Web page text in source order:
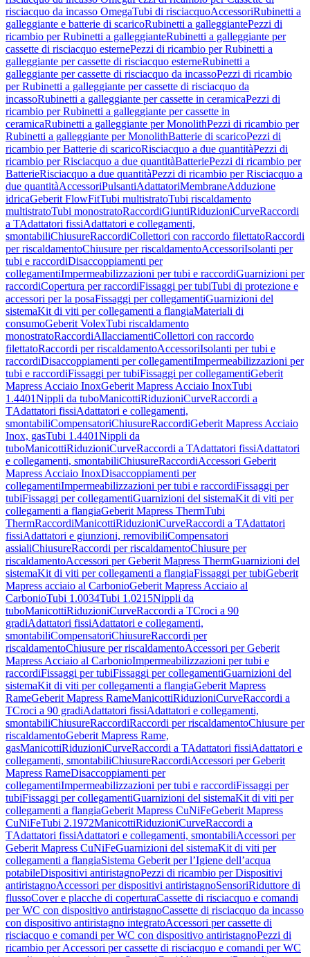
risciacquo da incasso OmegaTubi di risciacquoAccessoriRubinetti a
galleggiante e batterie di scaricoRubinetti a galleggiantePezzi di
ricambio per Rubinetti a galleggianteRubinetti a galleggiante per
cassette di risciacquo esternePezzi di ricambio per Rubinetti a
galleggiante per cassette di risciacquo esterneRubinetti a
galleggiante per cassette di risciacquo da incassoPezzi di ricambio
per Rubinetti a galleggiante per cassette di risciacquo da
incassoRubinetti a galleggiante per cassette in ceramicaPezzi di
ricambio per Rubinetti a galleggiante per cassette in
ceramicaRubinetti a galleggiante per MonolithPezzi di ricambio per
Rubinetti a galleggiante per MonolithBatterie di scaricoPezzi di
ricambio per Batterie di scaricoRisciacquo a due quantitàPezzi di
ricambio per Risciacquo a due quantitàBatteriePezzi di ricambio per
BatterieRisciacquo a due quantitàPezzi di ricambio per Risciacquo a
due quantitàAccessoriPulsantiAdattatoriMembraneAdduzione
idricaGeberit FlowFitTubi multistratoTubi riscaldamento
multistratoTubi monostratoRaccordiGiuntiRiduzioniCurveRaccordi
a TAdattatori fissiAdattatori e collegamenti,
smontabiliChiusureRaccordiCollettori con raccordo filettatoRaccordi
per riscaldamentoChiusure per riscaldamentoAccessoriIsolanti per
tubi e raccordiDisaccoppiamenti per
collegamentiImpermeabilizzazioni per tubi e raccordiGuarnizioni per
raccordiCopertura per raccordiFissaggi per tubiTubi di protezione e
accessori per la posaFissaggi per collegamentiGuarnizioni del
sistemaKit di viti per collegamenti a flangiaMateriali di
consumoGeberit VolexTubi riscaldamento
monostratoRaccordiAllacciamentiCollettori con raccordo
filettatoRaccordi per riscaldamentoAccessoriIsolanti per tubi e
raccordiDisaccoppiamenti per collegamentiImpermeabilizzazioni per
tubi e raccordiFissaggi per tubiFissaggi per collegamentiGeberit
Mapress Acciaio InoxGeberit Mapress Acciaio InoxTubi
1.4401Nippli da tuboManicottiRiduzioniCurveRaccordi a
TAdattatori fissiAdattatori e collegamenti,
smontabiliCompensatoriChiusureRaccordiGeberit Mapress Acciaio
Inox, gasTubi 1.4401Nippli da
tuboManicottiRiduzioniCurveRaccordi a TAdattatori fissiAdattatori
e collegamenti, smontabiliChiusureRaccordiAccessori Geberit
Mapress Acciaio InoxDisaccoppiamenti per
collegamentiImpermeabilizzazioni per tubi e raccordiFissaggi per
tubiFissaggi per collegamentiGuarnizioni del sistemaKit di viti per
collegamenti a flangiaGeberit Mapress ThermTubi
ThermRaccordiManicottiRiduzioniCurveRaccordi a TAdattatori
fissiAdattatori e giunzioni, removibiliCompensatori
assialiChiusureRaccordi per riscaldamentoChiusure per
riscaldamentoAccessori per Geberit Mapress ThermGuarnizioni del
sistemaKit di viti per collegamenti a flangiaFissaggi per tubiGeberit
Mapress acciaio al CarbonioGeberit Mapress Acciaio al
CarbonioTubi 1.0034Tubi 1.0215Nippli da
tuboManicottiRiduzioniCurveRaccordi a TCroci a 90
gradiAdattatori fissiAdattatori e collegamenti,
smontabiliCompensatoriChiusureRaccordi per
riscaldamentoChiusure per riscaldamentoAccessori per Geberit
Mapress Acciaio al CarbonioImpermeabilizzazioni per tubi e
raccordiFissaggi per tubiFissaggi per collegamentiGuarnizioni del
sistemaKit di viti per collegamenti a flangiaGeberit Mapress
RameGeberit Mapress RameManicottiRiduzioniCurveRaccordi a
TCroci a 90 gradiAdattatori fissiAdattatori e collegamenti,
smontabiliChiusureRaccordiRaccordi per riscaldamentoChiusure per
riscaldamentoGeberit Mapress Rame,
gasManicottiRiduzioniCurveRaccordi a TAdattatori fissiAdattatori e
collegamenti, smontabiliChiusureRaccordiAccessori per Geberit
Mapress RameDisaccoppiamenti per
collegamentiImpermeabilizzazioni per tubi e raccordiFissaggi per
tubiFissaggi per collegamentiGuarnizioni del sistemaKit di viti per
collegamenti a flangiaGeberit Mapress CuNiFeGeberit Mapress
CuNiFeTubi 2.1972ManicottiRiduzioniCurveRaccordi a
TAdattatori fissiAdattatori e collegamenti, smontabiliAccessori per
Geberit Mapress CuNiFeGuarnizioni del sistemaKit di viti per
collegamenti a flangiaSistema Geberit per l’Igiene dell’acqua
potabileDispositivi antiristagnoPezzi di ricambio per Dispositivi
antiristagnoAccessori per dispositivi antiristagnoSensoriRiduttore di
flussoCover e placche di coperturaCassette di risciacquo e comandi
per WC con dispositivo antiristagnoCassette di risciacquo da incasso
con dispositivo antiristagno integratoAccessori per cassette di
risciacquo e comandi per WC con dispositivo antiristagnoPezzi di
ricambio per Accessori per cassette di risciacquo e comandi per WC